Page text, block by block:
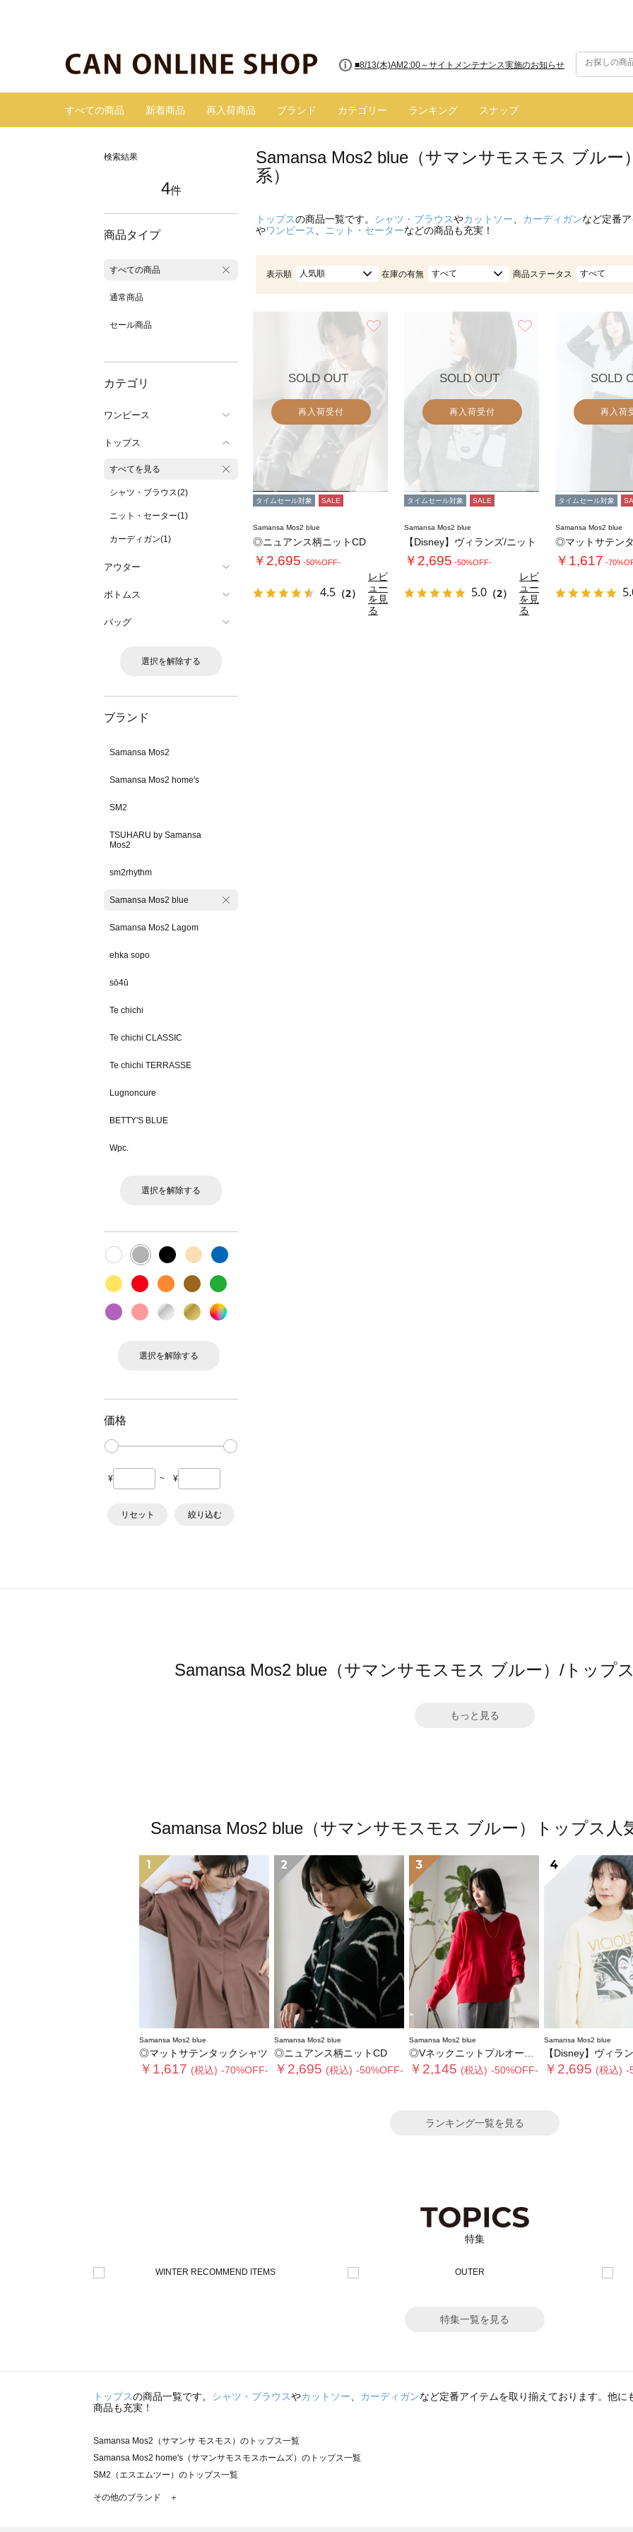
■8/13(木)AM2:00～サイトメンテナンス実施のお知らせ
すべての商品 新着商品 再入荷商品 ブランド カテゴリー ランキング スナップ
検索結果
4件
商品タイプ
すべての商品
通常商品
セール商品
カテゴリ
ワンピース
トップス
すべてを見る
シャツ・ブラウス(2)
ニット・セーター(1)
カーディガン(1)
アウター
ボトムス
バッグ
選択を解除する
ブランド
Samansa Mos2
Samansa Mos2 home's
SM2
TSUHARU by Samansa
Mos2
sm2rhythm
Samansa Mos2 blue
Samansa Mos2 Lagom
ehka sopo
sō4ū
Te chichi
Te chichi CLASSIC
Te chichi TERRASSE
Lugnoncure
BETTY'S BLUE
Wpc.
選択を解除する
選択を解除する
価格
¥ ~ ¥
リセット 絞り込む
Samansa Mos2 blue（サマンサモスモス ブル
系）
トップスの商品一覧です。 シャツ・ブラウスやカットソー カーディガンなど定番
やワンピース ニット・セーターなどの商品も充実！
表示順 人気順 在庫の有無 すべて 商品ステータス すべて
SOLD OUT
再入荷受付
タイムセール対象 SALE
Samansa Mos2 blue
◎ニュアンス柄ニットCD
￥2,695 -50%OFF-
4.5 （2）
レビ
ュー
を見
る
SOLD OUT
再入荷受付
タイムセール対象 SALE
Samansa Mos2 blue
【Disney】ヴィランズ/ニット
￥2,695 -50%OFF-
5.0 （2）
レビ
ュー
を見
る
SOLD
再入荷
タイムセール対象
Samansa Mos2 blue
◎マットサテン
￥1,617 -
Samansa Mos2 blue（サマンサモスモス ブルー）/トップ
もっと見る
Samansa Mos2 blue（サマンサモスモス ブルー）トップス
1
Samansa Mos2 blue
◎マットサテンタックシャツ
￥1,617 (税込) -70%OFF-
2
Samansa Mos2 blue
◎ニュアンス柄ニットCD
￥2,695 (税込) -50%OFF-
3
Samansa Mos2 blue
◎Vネックニットプルオーバー
￥2,145 (税込) -50%OFF-
4
Samansa Mos2 blue
【Disney】ヴィランズ
￥2,695 (税込) -
ランキング一覧を見る
特集
特集一覧を見る
トップスの商品一覧です。 シャツ・ブラウスやカットソー、 カーディガンなど定番アイテムを取り揃えております。他に
商品も充実！
Samansa Mos2（サマンサ モスモス）のトップス一覧
Samansa Mos2 home's（サマンサモスモスホームズ）のトップス一覧
SM2（エスエムツー）のトップス一覧
TSUHARU by Samansa Mos2（ツハルバイサマンサモスモス）のトップス一覧
その他のブランド ＋